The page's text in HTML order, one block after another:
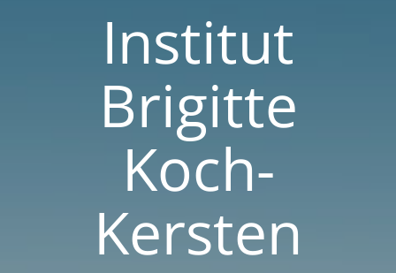
Institut
Brigitte
Koch-
Kersten